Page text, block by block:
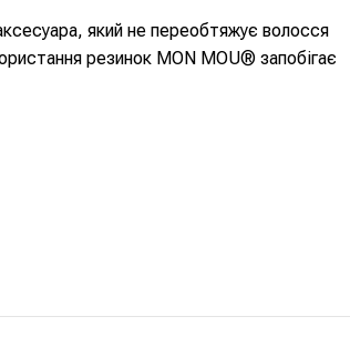
який не переобтяжує волосся
резинок MON MOU® запобігає